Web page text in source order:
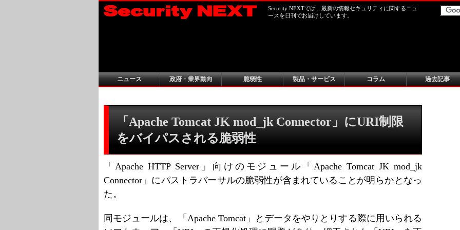
Security NEXTでは、最新の情報セキュリティに関するニュ
ースを日刊でお届けしています。
ニュース 政府・業界動向 脆弱性 製品・サービス コラム 過去記事
「Apache Tomcat JK mod_jk Connector」にURI制限
をバイパスされる脆弱性
「Apache HTTP Server」向けのモジュール「Apache Tomcat JK mod_jk
Connector」にパストラバーサルの脆弱性が含まれていることが明らかとなっ
た。
同モジュールは、「Apache Tomcat」とデータをやりとりする際に用いられる